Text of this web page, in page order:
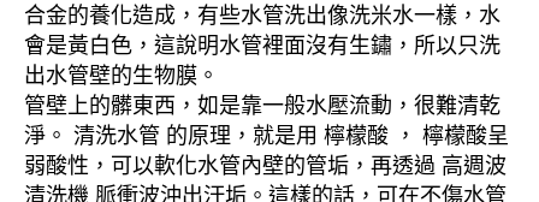
合金的養化造成，有些水管洗出像洗米水一樣，水
會是黃白色，這說明水管裡面沒有生鏽，所以只洗
出水管壁的生物膜。
管壁上的髒東西，如是靠一般水壓流動，很難清乾
淨。 清洗水管 的原理，就是用 檸檬酸 ， 檸檬酸呈
弱酸性，可以軟化水管內壁的管垢，再透過 高週波
清洗機 脈衝波沖出汙垢。這樣的話，可在不傷水管